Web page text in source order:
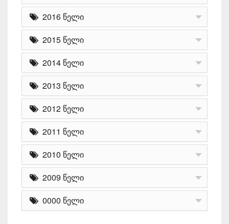
2016 წელი
2015 წელი
2014 წელი
2013 წელი
2012 წელი
2011 წელი
2010 წელი
2009 წელი
0000 წელი